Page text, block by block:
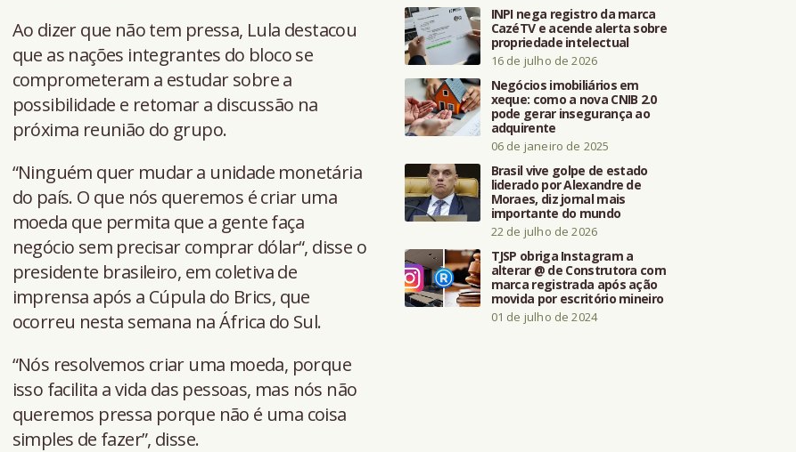
Ao dizer que não tem pressa, Lula destacou
que as nações integrantes do bloco se
comprometeram a estudar sobre a
possibilidade e retomar a discussão na
próxima reunião do grupo.
“Ninguém quer mudar a unidade monetária
do país. O que nós queremos é criar uma
moeda que permita que a gente faça
negócio sem precisar comprar dólar“, disse o
presidente brasileiro, em coletiva de
imprensa após a Cúpula do Brics, que
ocorreu nesta semana na África do Sul.
“Nós resolvemos criar uma moeda, porque
isso facilita a vida das pessoas, mas nós não
queremos pressa porque não é uma coisa
simples de fazer”, disse.
INPI nega registro da marca
CazéTV e acende alerta sobre
propriedade intelectual
16 de julho de 2026
Negócios imobiliários em
xeque: como a nova CNIB 2.0
pode gerar insegurança ao
adquirente
06 de janeiro de 2025
Brasil vive golpe de estado
liderado por Alexandre de
Moraes, diz jornal mais
importante do mundo
22 de julho de 2026
TJSP obriga Instagram a
alterar @ de Construtora com
marca registrada após ação
movida por escritório mineiro
01 de julho de 2024